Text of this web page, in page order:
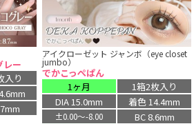
レー
入り
アイクローゼット ジャンボ（eye closet
jumbo）
でかこっぺぱん
1ヶ月
1箱2枚入り
DIA 15.0mm
着色 14.4mm
±0.00〜-8.00
BC 8.6mm